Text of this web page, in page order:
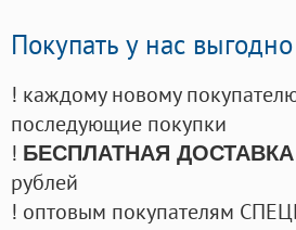
Покупать у нас выгодно
! каждому новому
последующие покупки
! БЕСПЛАТНАЯ ДОСТАВКА
рублей
! оптовым покупателям